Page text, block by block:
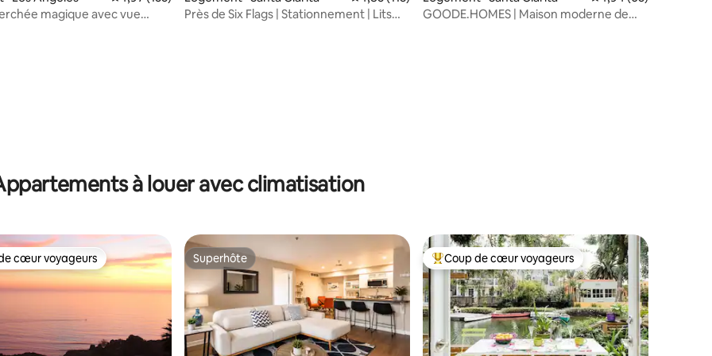
5, 25 commentaires
magique avec vue
Près de Six Flags | Stationnement | Lits
GOODE.HOMES | Maison moderne de
à louer avec climatisation
cœur voyageurs parmi les plus aimés
cœur voyageurs Superhôte
Superhôte Coup de cœur voyageurs parmi les plus aimés
Coup de cœur voyageurs